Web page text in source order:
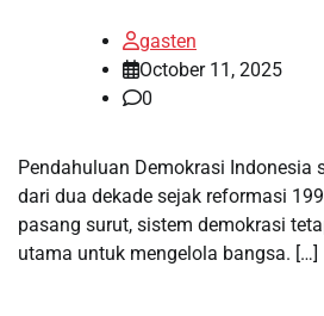
gasten
October 11, 2025
0
Pendahuluan Demokrasi Indonesia
dari dua dekade sejak reformasi
pasang surut, sistem demokrasi
utama untuk mengelola bangsa. […]